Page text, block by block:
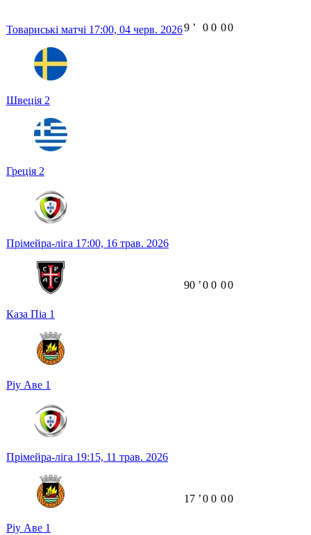
Товариські матчі 17:00, 04 черв. 2026
Швеція 2
Греція 2
9 ʼ 0 0 00
Прімейра-ліга 17:00, 16 трав. 2026
Каза Піа 1
Ріу Аве 1
90 ʼ0 0 00
Прімейра-ліга 19:15, 11 трав. 2026
Ріу Аве 1
17 ʼ0 0 00